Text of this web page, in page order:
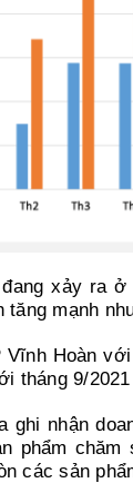
xảy ra
tăng mạnh
Hoàn
tháng 9/
ghi nhận
phẩm
các sản